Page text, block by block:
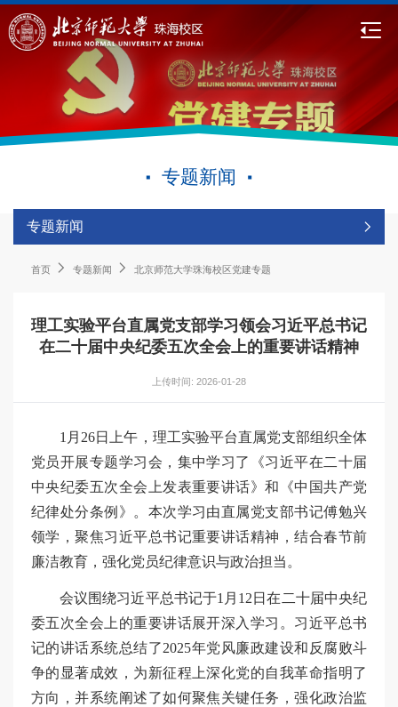
专题新闻
专题新闻
首页 专题新闻 北京师范大学珠海校区党建专题
理工实验平台直属党支部学习领会习近平总书记
在二十届中央纪委五次全会上的重要讲话精神
上传时间: 2026-01-28
1月26日上午，理工实验平台直属党支部组织全体
党员开展专题学习会，集中学习了《习近平在二十届
中央纪委五次全会上发表重要讲话》和《中国共产党
纪律处分条例》。本次学习由直属党支部书记傅勉兴
领学，聚焦习近平总书记重要讲话精神，结合春节前
廉洁教育，强化党员纪律意识与政治担当。
会议围绕习近平总书记于1月12日在二十届中央纪
委五次全会上的重要讲话展开深入学习。习近平总书
记的讲话系统总结了2025年党风廉政建设和反腐败斗
争的显著成效，为新征程上深化党的自我革命指明了
方向，并系统阐述了如何聚焦关键任务，强化政治监